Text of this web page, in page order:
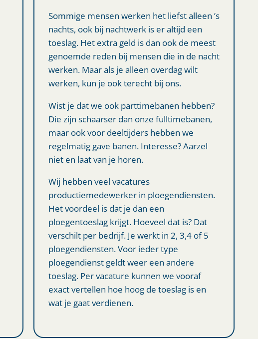
Sommige mensen werken het liefst alleen ’s
nachts, ook bij nachtwerk is er altijd een
toeslag. Het extra geld is dan ook de meest
genoemde reden bij mensen die in de nacht
werken. Maar als je alleen overdag wilt
werken, kun je ook terecht bij ons.
Wist je dat we ook parttimebanen hebben?
Die zijn schaarser dan onze fulltimebanen,
maar ook voor deeltijders hebben we
regelmatig gave banen. Interesse? Aarzel
niet en laat van je horen.
Wij hebben veel vacatures
productiemedewerker in ploegendiensten.
Het voordeel is dat je dan een
ploegentoeslag krijgt. Hoeveel dat is? Dat
verschilt per bedrijf. Je werkt in 2, 3,4 of 5
ploegendiensten. Voor ieder type
ploegendienst geldt weer een andere
toeslag. Per vacature kunnen we vooraf
exact vertellen hoe hoog de toeslag is en
wat je gaat verdienen.